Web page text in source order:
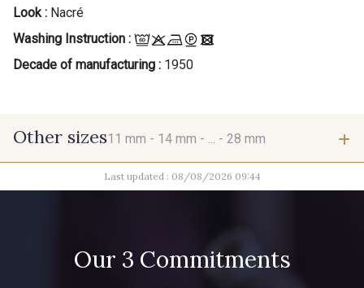
Look : Nacré
Washing Instruction :
Decade of manufacturing : 1950
Other sizes11 mm - 14 mm - ... - 28 mm
11 mm 14 mm
23 mm 25 mm
Last updated : 08/08/2026 09:44
Our 3 Commitments